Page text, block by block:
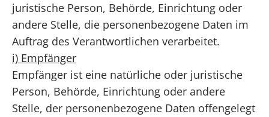
juristische Person, Behörde, Einrichtung oder
andere Stelle, die personenbezogene Daten im
Auftrag des Verantwortlichen verarbeitet.
i) Empfänger
Empfänger ist eine natürliche oder juristische
Person, Behörde, Einrichtung oder andere
Stelle, der personenbezogene Daten offengelegt